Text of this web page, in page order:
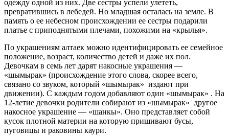
одежду одной из них. Две сестры успели улететь,
превратившись в лебедей. Но младшая осталась на земле. В
память о ее небесном происхождении ее сестры подарили
платье с приподнятыми плечами, похожими на «крылья».
По украшениям алтаек можно идентифицировать ее семейное
положение, возраст, количество детей и даже их пол.
Девочкам в семь лет дарят накосные украшения —
«шымырак» (происхождение этого слова, скорее всего,
связано со звуком, который «шымырак» издают при
движении). С каждым годом добавляют один «шымырак» . На
12-летие девочки родители собирают из «шымырак» другое
накосное украшение — «шанкы». Оно представляет собой
кусок плотной материи на которую пришивают бусы,
пуговицы и раковины каури.